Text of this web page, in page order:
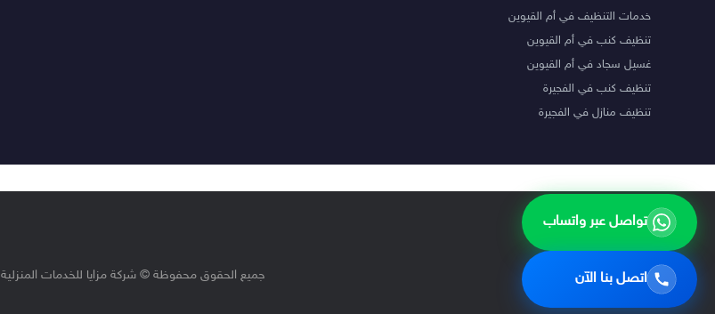
خدمات التنظيف في أم القيوين
تنظيف كنب في أم القيوين
غسيل سجاد في أم القيوين
تنظيف كنب في الفجيرة
تنظيف منازل في الفجيرة
جميع الحقوق محفوظة © شركة مزايا للخدمات المنزلية 2026
تواصل عبر واتساب
اتصل بنا الآن